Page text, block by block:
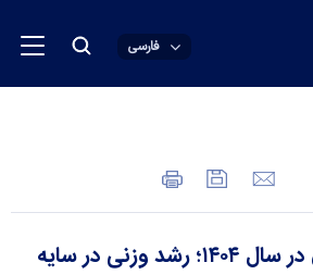
فارسی
تجارت خارجی ایران در سال ۱۴۰۴؛ رشد وزنی در سایه